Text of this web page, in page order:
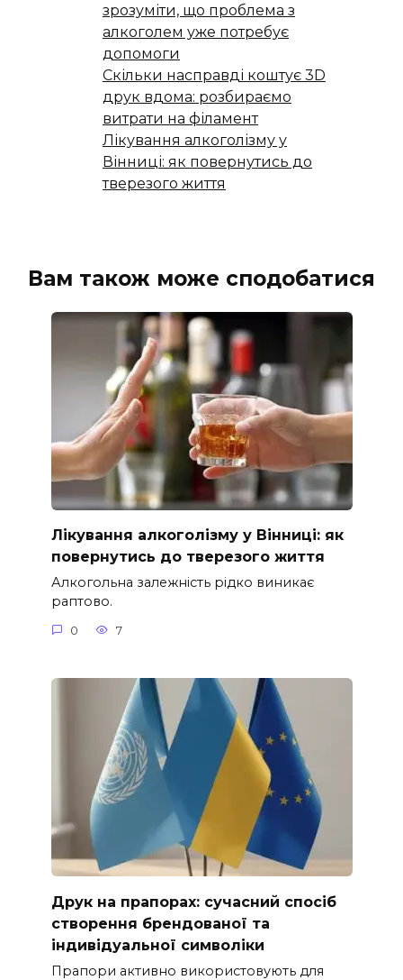
зрозуміти, що проблема з
алкоголем уже потребує
допомоги
Скільки насправді коштує 3D
друк вдома: розбираємо
витрати на філамент
Лікування алкоголізму у
Вінниці: як повернутись до
тверезого життя
Вам також може сподобатися
Лікування алкоголізму у Вінниці: як
повернутись до тверезого життя
Алкогольна залежність рідко виникає
раптово.
0 7
Друк на прапорах: сучасний спосіб
створення брендованої та
індивідуальної символіки
Прапори активно використовують для